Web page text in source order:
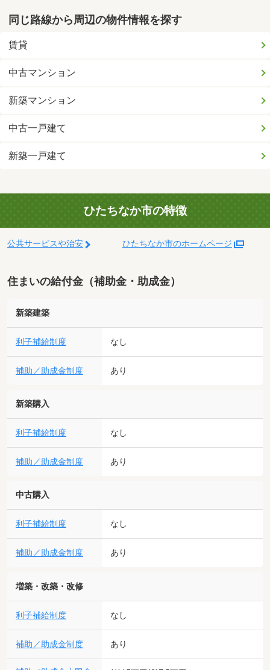
同じ路線から周辺の物件情報を探す
賃貸
中古マンション
新築マンション
中古一戸建て
新築一戸建て
ひたちなか市の特徴
公共サービスや治安 ひたちなか市のホームページ
住まいの給付金（補助金・助成金）
新築建築
利子補給制度 なし
補助／助成金制度 あり
新築購入
利子補給制度 なし
補助／助成金制度 あり
中古購入
利子補給制度 なし
補助／助成金制度 あり
増築・改築・改修
利子補給制度 なし
補助／助成金制度 あり